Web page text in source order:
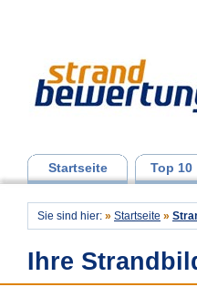
Startseite Top 10
Sie sind hier: » Startseite »
Ihre